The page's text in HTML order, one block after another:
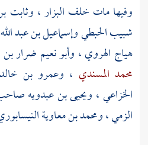
وفيها مات خلف البزار، وثابت
شبيب الحبطيوإسماعيل بن عبد
هياج الهروي، وأبو نعيم ضرار
محمد المسندي ، وعمرو بن خالد
الخزاعي، ويحيى بن عبدويه
الزمي،ومحمد بن معاوية